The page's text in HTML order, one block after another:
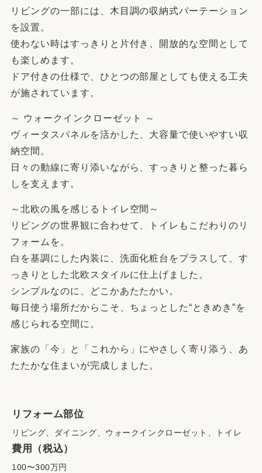
リビングの一部には、木目調の収納式パーテーション
を設置。
使わない時はすっきりと片付き、開放的な空間として
も楽しめます。
ドア付きの仕様で、ひとつの部屋としても使える工夫
が施されています。
～ ウォークインクローゼット ～
ヴィータスパネルを活かした、大容量で使いやすい収
納空間。
日々の動線に寄り添いながら、すっきりと整った暮ら
しを支えます。
～北欧の風を感じるトイレ空間～
リビングの世界観に合わせて、トイレもこだわりのリ
フォームを。
白を基調にした内装に、洗面化粧台をプラスして、す
っきりとした北欧スタイルに仕上げました。
シンプルなのに、どこかあたたかい。
毎日使う場所だからこそ、ちょっとした“ときめき”を
感じられる空間に。
家族の「今」と「これから」にやさしく寄り添う、あ
たたかな住まいが完成しました。
リフォーム部位
リビング、ダイニング、ウォークインクローゼット、トイレ
費用（税込）
100〜300万円